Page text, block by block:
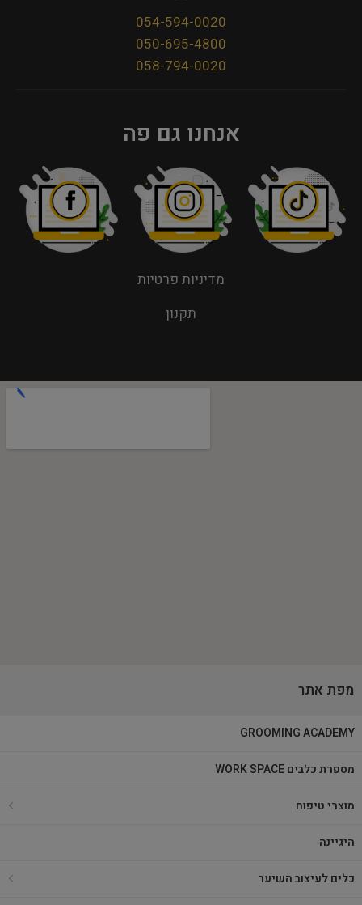
054-594-0020
050-695-4800
058-794-0020
אנחנו גם פה
מדיניות פרטיות
תקנון
מפת אתר
GROOMING ACADEMY
מספרת כלבים WORK SPACE
מוצרי טיפוח
היגיינה
כלים לעיצוב השיער